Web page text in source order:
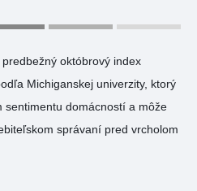
októbrový index
Michiganskej univerzity, ktorý
sentimentu domácností a môže
správaní pred vrcholom